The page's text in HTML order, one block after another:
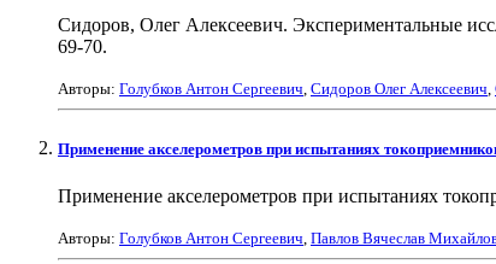
Сидоров, Олег Алексеевич. Экспериментальные
69-70.
Авторы: Голубков Антон Сергеевич, Сидоров Олег Алексеевич,
Применение акселерометров при испытаниях
Применение акселерометров при испытаниях
Авторы: Голубков Антон Сергеевич, Павлов Вячеслав